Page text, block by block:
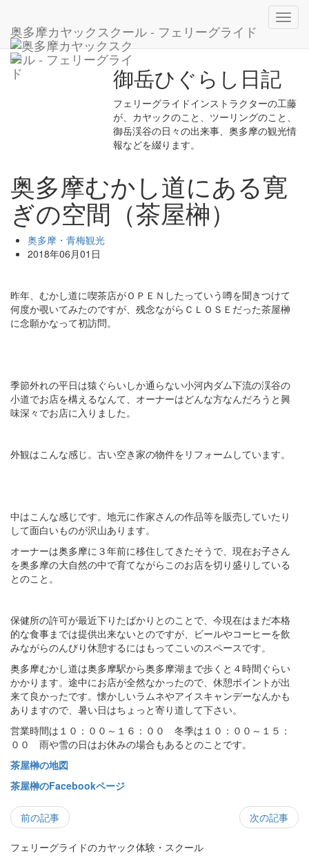
奥多摩カヤックスクール - フェリーグライド
奥多摩むかし道にある寛ぎの空間（茶屋榊）
御岳ひぐらし日記
フェリーグライドインストラクターの工藤
が、カヤックのこと、ツーリングのこと、
御岳渓谷の日々の出来事、奥多摩の観光情
報などを綴ります。
奥多摩むかし道にある寛
ぎの空間（茶屋榊）
奥多摩・青梅観光
2018年06月01日
昨年、むかし道に喫茶店がＯＰＥＮしたっていう噂を聞きつけて
何度か覗いてみたのですが、残念ながらＣＬＯＳＥだった茶屋榊
に念願かなって初訪問。
季節外れの平日は猿ぐらいしか通らない小河内ダム下流の渓谷の
小道でお店を構えるなんて、オーナーはどんな方なんだろうと興
味深々でお店に入りました。
外観はこんな感じ。古い空き家の物件をリフォームしています。
中はこんな感じです。地元に作家さんの作品等を販売していたり
して面白いものが沢山あります。
オーナーは奥多摩に３年前に移住してきたそうで、現在お子さん
を奥多摩の大自然の中で育てながらこのお店を切り盛りしている
とのこと。
保健所の許可が最近下りたばかりとのことで、今現在はまだ本格
的な食事までは提供出来ないとのですが、ビールやコーヒーを飲
みながらのんびり休憩するにはもってこいのスペースです。
奥多摩むかし道は奥多摩駅から奥多摩湖まで歩くと４時間ぐらい
かかります。途中にお店が全然なかったので、休憩ポイントが出
来て良かったです。懐かしいラムネやアイスキャンデーなんかも
ありますので、暑い日はちょっと寄り道して下さい。
営業時間は１０：００～１６：００ 冬季は１０：００～１５：
００ 雨や雪の日はお休みの場合もあるとのことです。
茶屋榊の地図
茶屋榊のFacebookページ
前の記事 次の記事
フェリーグライドのカヤック体験・スクール